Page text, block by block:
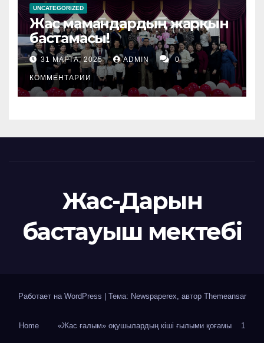
UNCATEGORIZED
Жас мамандардың жарқын
бастамасы!
31 МАРТА, 2025 ADMIN 0
КОММЕНТАРИИ
Жас-Дарын
бастауыш мектебі
Работает на WordPress Тема: Newspaperex, автор Themeansar
Home «Жас ғалым» оқушылардың кіші ғылыми қоғамы 1